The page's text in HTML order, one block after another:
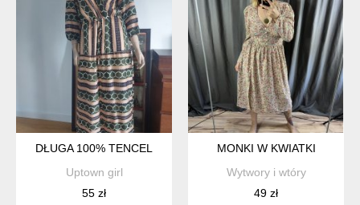
DŁUGA 100% TENCEL
Uptown girl
55 zł
MONKI W KWIATKI
Wytwory i wtóry
49 zł